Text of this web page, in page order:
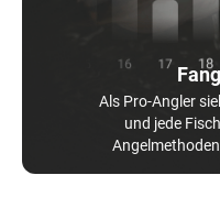
Als Pro-Angler
und jede